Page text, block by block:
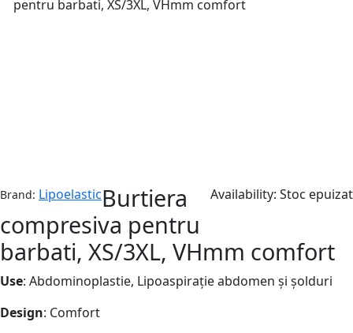
pentru barbati, XS/3XL, VHmm comfort
Availability: Stoc epuizat
Brand: LipoelasticBurtiera
compresiva pentru
barbati, XS/3XL, VHmm comfort
Use: Abdominoplastie, Lipoaspirație abdomen și șolduri
Design: Comfort